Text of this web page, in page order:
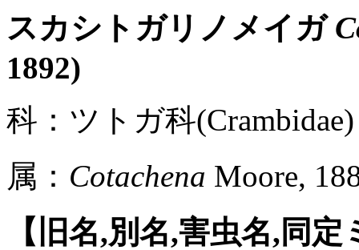
スカシトガリノメイガ
1892)
科：ツトガ科
属： Cotachena Moore,
【旧名,別名,害虫名,同